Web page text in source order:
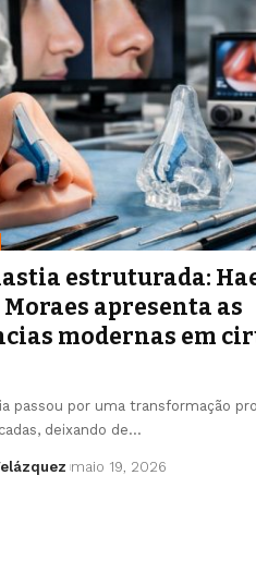
estruturada:
apresenta as
modernas em
passou por uma transformação
deixando de…
maio 19, 2026